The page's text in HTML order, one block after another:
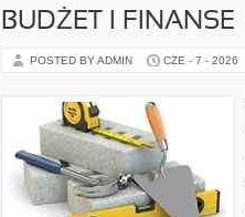
BUDŻET I FINANSE
POSTED BY ADMIN CZE - 7 - 2026